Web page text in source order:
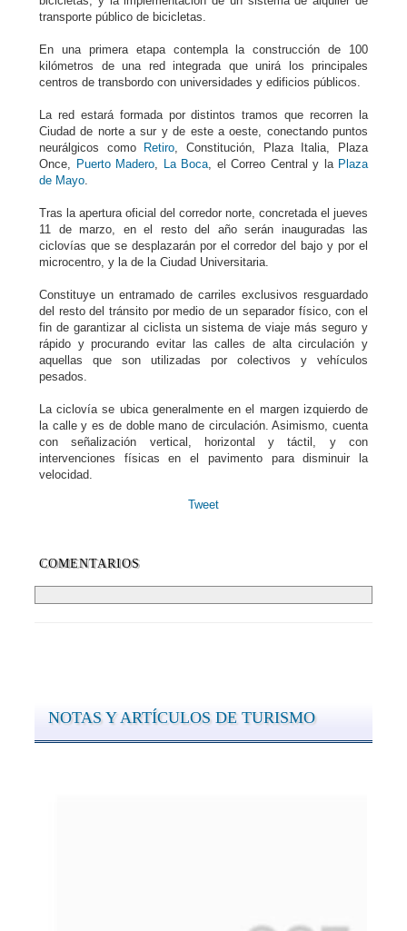
transporte público de bicicletas.
En una primera etapa contempla la construcción de 100
kilómetros de una red integrada que unirá los principales
centros de transbordo con universidades y edificios públicos.
La red estará formada por distintos tramos que recorren la
Ciudad de norte a sur y de este a oeste, conectando puntos
neurálgicos como
Retiro, Constitución, Plaza Italia, Plaza
Once, Puerto Madero, La Boca, el Correo Central y la Plaza
de Mayo.
Tras la apertura oficial del corredor norte, concretada el jueves
11 de marzo, en el resto del año serán inauguradas las
ciclovías que se desplazarán por el corredor del bajo y por el
microcentro, y la de la Ciudad Universitaria.
Constituye un entramado de carriles exclusivos resguardado
del resto del tránsito por medio de un separador físico, con el
fin de garantizar al ciclista un sistema de viaje más seguro y
rápido y procurando evitar las calles de alta circulación y
aquellas que son utilizadas por colectivos y vehículos
pesados.
La ciclovía se ubica generalmente en el margen izquierdo de
la calle y es de doble mano de circulación. Asimismo, cuenta
con señalización vertical, horizontal y táctil, y con
intervenciones físicas en el pavimento para disminuir la
velocidad.
Tweet
COMENTARIOS
NOTAS Y ARTÍCULOS DE TURISMO